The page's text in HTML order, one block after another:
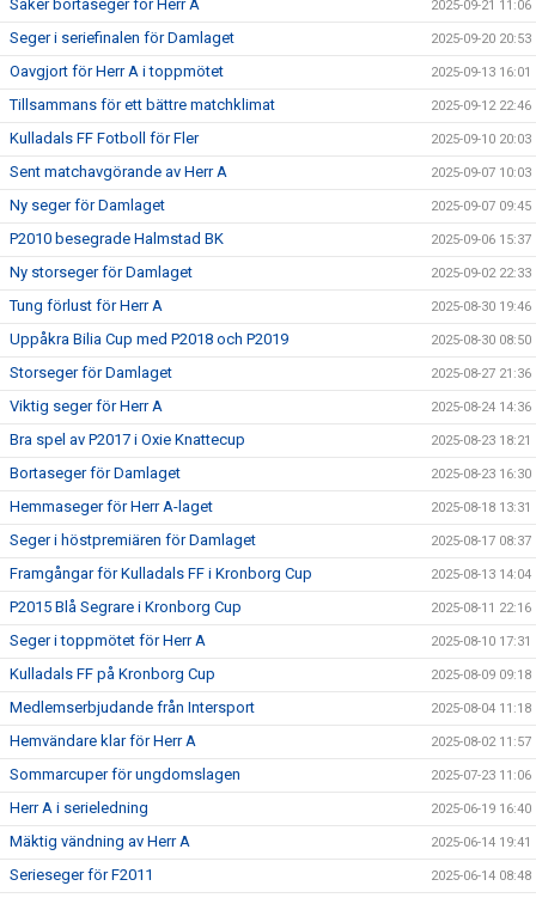
Säker bortaseger för Herr A 2025-09-21 11:06
Seger i seriefinalen för Damlaget 2025-09-20 20:53
Oavgjort för Herr A i toppmötet 2025-09-13 16:01
Tillsammans för ett bättre matchklimat 2025-09-12 22:46
Kulladals FF Fotboll för Fler 2025-09-10 20:03
Sent matchavgörande av Herr A 2025-09-07 10:03
Ny seger för Damlaget 2025-09-07 09:45
P2010 besegrade Halmstad BK 2025-09-06 15:37
Ny storseger för Damlaget 2025-09-02 22:33
Tung förlust för Herr A 2025-08-30 19:46
Uppåkra Bilia Cup med P2018 och P2019 2025-08-30 08:50
Storseger för Damlaget 2025-08-27 21:36
Viktig seger för Herr A 2025-08-24 14:36
Bra spel av P2017 i Oxie Knattecup 2025-08-23 18:21
Bortaseger för Damlaget 2025-08-23 16:30
Hemmaseger för Herr A-laget 2025-08-18 13:31
Seger i höstpremiären för Damlaget 2025-08-17 08:37
Framgångar för Kulladals FF i Kronborg Cup 2025-08-13 14:04
P2015 Blå Segrare i Kronborg Cup 2025-08-11 22:16
Seger i toppmötet för Herr A 2025-08-10 17:31
Kulladals FF på Kronborg Cup 2025-08-09 09:18
Medlemserbjudande från Intersport 2025-08-04 11:18
Hemvändare klar för Herr A 2025-08-02 11:57
Sommarcuper för ungdomslagen 2025-07-23 11:06
Herr A i serieledning 2025-06-19 16:40
Mäktig vändning av Herr A 2025-06-14 19:41
Serieseger för F2011 2025-06-14 08:48